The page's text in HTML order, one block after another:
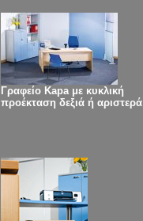
Γραφείο Kapa με κυκλική
προέκταση δεξιά ή αριστερά